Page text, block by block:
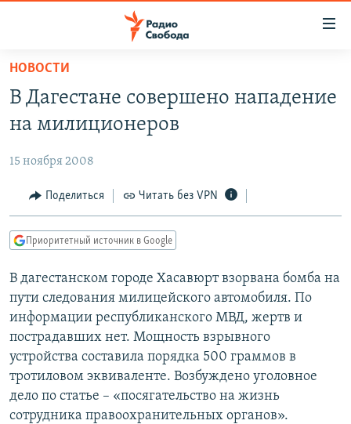
упрощенного
доступа
основному
Вернутся
главной
навигации
Вернутся
поиску
ПОДКАСТЫ
АВТОРСКИЕ ПРОЕКТЫ
ЦИТАТЫ СВОБОДЫ
МНЕНИЯ
IDEL.РЕАЛИИ
КАВКАЗ.РЕАЛИИ
СЕВЕР.РЕАЛИИ
СИБИРЬ.РЕАЛИИ
РАСПИСАНИЕ ВЕЩАНИЯ
ПОДПИШИТЕСЬ НА РАССЫЛКУ
НОВОСТИ
В Дагестане совершено нападение
на милиционеров
15 ноября 2008
Поделиться Читать без VPN
Приоритетный источник в Google
В дагестанском городе Хасавюрт взорвана бомба на
пути следования милицейского автомобиля. По
информации республиканского МВД, жертв и
пострадавших нет. Мощность взрывного
устройства составила порядка 500 граммов в
тротиловом эквиваленте. Возбуждено уголовное
дело по статье – «посягательство на жизнь
сотрудника правоохранительных органов».